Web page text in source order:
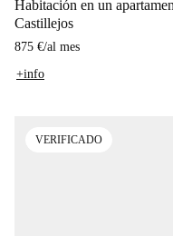
Habitación en un
Castillejos
875 €/al mes
+info
VERIFICADO